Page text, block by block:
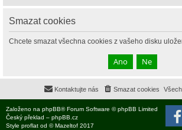
Smazat cookies
Chcete smazat všechna cookies z vašeho disku
Smazat cookies
Kontaktujte nás
Založeno na phpBB® Forum Software © phpBB Limited
Český překlad – phpBB.cz
Style proflat od ©Mazeltof 2017